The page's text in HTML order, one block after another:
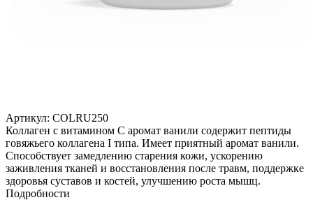
Артикул: COLRU250
Коллаген с витамином C аромат ванили содержит пептиды
говяжьего коллагена I типа. Имеет приятный аромат ванили.
Способствует замедлению старения кожи, ускорению
заживления тканей и восстановления после травм, поддержке
здоровья суставов и костей, улучшению роста мышц.
Подробности